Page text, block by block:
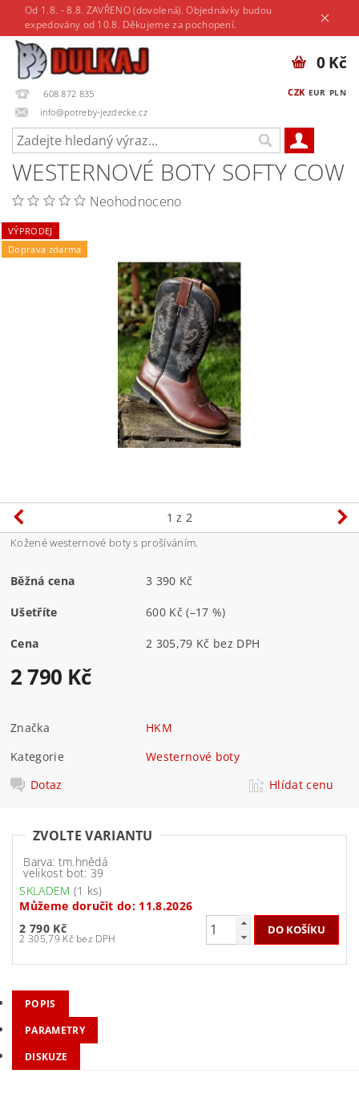
Od 1.8. - 8.8. ZAVŘENO (dovolená). Objednávky budou
expedovány od 10.8. Děkujeme za pochopení.
608 872 835
info@potreby-jezdecke.cz
CZK EUR PLN
0 Kč
WESTERNOVÉ BOTY SOFTY COW
Neohodnoceno
VÝPRODEJ
Doprava zdarma
1 z 2
Kožené westernové boty s prošíváním.
Běžná cena 3 390 Kč
Ušetříte 600 Kč(–17 %)
Cena 2 305,79 Kč bez DPH
2 790 Kč
Značka
HKM
Kategorie
Westernové boty
Dotaz
Hlídat cenu
ZVOLTE VARIANTU
Barva: tm.hnědá
velikost bot: 39
SKLADEM (1 ks)
Můžeme doručit do: 11.8.2026
2 790 Kč
2 305,79 Kč bez DPH
POPIS
PARAMETRY
DISKUZE